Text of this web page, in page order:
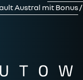
Austral mit Bonus/